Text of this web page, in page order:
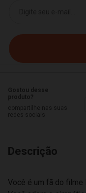
Descrição
Você é um fã do filme